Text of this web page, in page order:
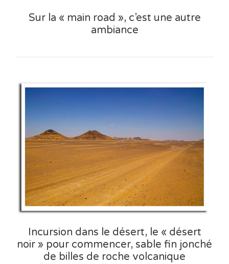
Sur la « main road », c’est une autre
ambiance
Incursion dans le désert, le « désert
noir » pour commencer, sable fin jonché
de billes de roche volcanique